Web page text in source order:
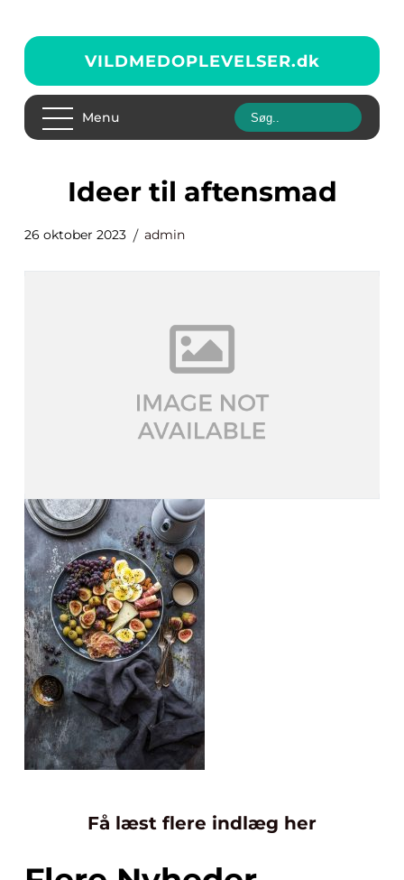
VILDMEDOPLEVELSER.dk
Menu
ideer til aftensmad
26 oktober 2023 admin
Få læst flere indlæg her